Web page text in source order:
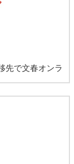
先で文春オンラ